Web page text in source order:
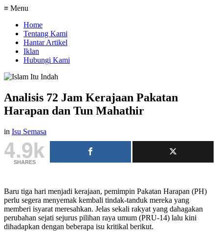
≡ Menu
Home
Tentang Kami
Hantar Artikel
Iklan
Hubungi Kami
Analisis 72 Jam Kerajaan Pakatan
Harapan dan Tun Mahathir
in Isu Semasa
4.9k
SHARES
Baru tiga hari menjadi kerajaan, pemimpin Pakatan Harapan (PH)
perlu segera menyemak kembali tindak-tanduk mereka yang
memberi isyarat meresahkan. Jelas sekali rakyat yang dahagakan
perubahan sejati sejurus pilihan raya umum (PRU-14) lalu kini
dihadapkan dengan beberapa isu kritikal berikut.